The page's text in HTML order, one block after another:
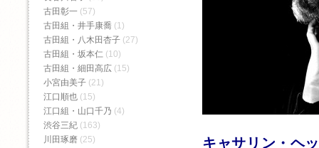
キャサリン・ヘ
古田彰一 (57)
古田組・井手康喬 (1)
古田組・八木田杏子 (27)
古田組・坂本仁 (10)
古田組・細田高広 (15)
小宮由美子 (21)
江口順也 (15)
江口組・山口千乃 (4)
渋谷三紀 (163)
川田琢磨 (25)